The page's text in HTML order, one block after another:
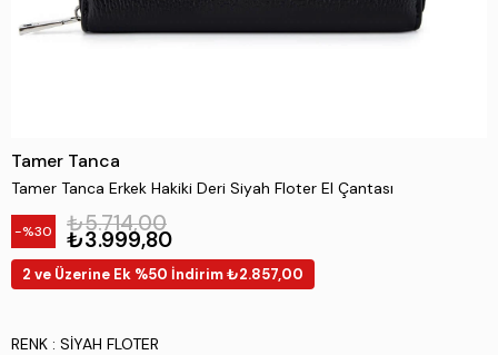
Tamer Tanca
Tamer Tanca Erkek Hakiki Deri Siyah Floter El Çantası
30 ₺5.714,00
₺3.999,80
2 ve Üzerine Ek %50 İndirim ₺2.857,00
RENK : SIYAH FLOTER